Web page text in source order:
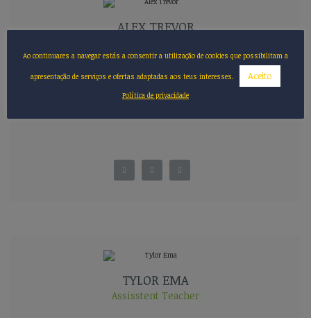
ALEX TREVOR
TYLOR EMA
Assisstent Teacher
Ao continuares a navegar estás a consentir a utilização de cookies que possibilitam a
apresentação de serviços e ofertas adaptadas aos teus interesses. Aceito
Política de privacidade